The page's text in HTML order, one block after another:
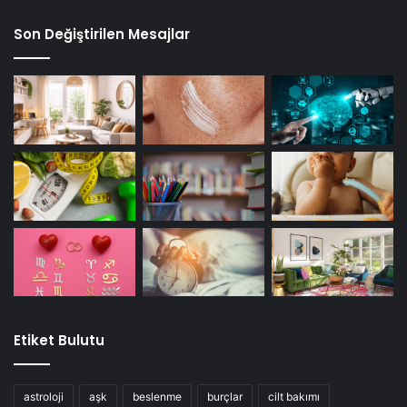
böbrek ve pankreas disfonksiyonu gibi toksinlere maruz
önlenmesinde etkilidir.
Son Değiştirilen Mesajlar
Etiket Bulutu
astroloji aşk beslenme burçlar cilt bakımı